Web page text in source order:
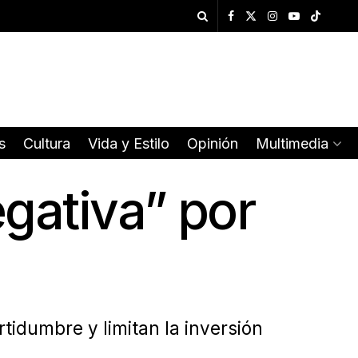
Cultura Vida y Estilo Opinión Multimedia
por
y limitan la inversión